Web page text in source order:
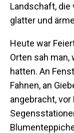
Landschaft,
glatter und
Heute war
Orten sah
hatten. An
Fahnen, an
angebracht,